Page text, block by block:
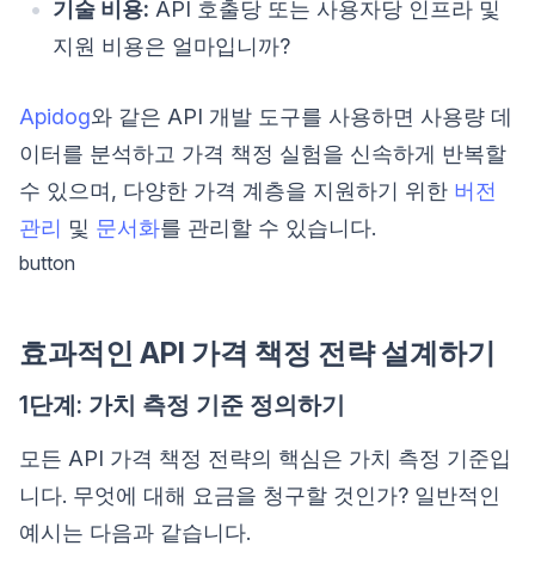
기술 비용: API 호출당 또는 사용자당 인프라 및
지원 비용은 얼마입니까?
Apidog와 같은 API 개발 도구를 사용하면 사용량 데
이터를 분석하고 가격 책정 실험을 신속하게 반복할
수 있으며, 다양한 가격 계층을 지원하기 위한 버전
관리 및 문서화를 관리할 수 있습니다.
button
효과적인 API 가격 책정 전략 설계하기
1단계: 가치 측정 기준 정의하기
모든 API 가격 책정 전략의 핵심은 가치 측정 기준입
니다. 무엇에 대해 요금을 청구할 것인가? 일반적인
예시는 다음과 같습니다.